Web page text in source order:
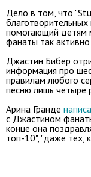
Дело в том, что
помогающий детям
фанаты так
Джастин Бибер
информация про
правилам любого
песню лишь четыре
Арина Гранде
с Джастином
конце она
топ-10", "даже тех,